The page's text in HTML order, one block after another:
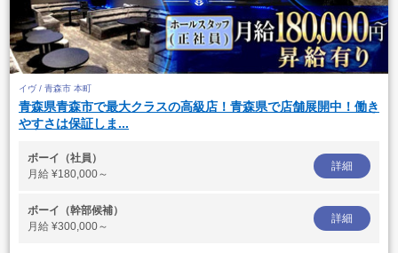
イヴ / 青森市 本町
青森県青森市で最大クラスの高級店！青森県で店舗展開中！働き
やすさは保証しま...
ボーイ（社員）
月給 ¥180,000～
詳細
ボーイ（幹部候補）
月給 ¥300,000～
詳細